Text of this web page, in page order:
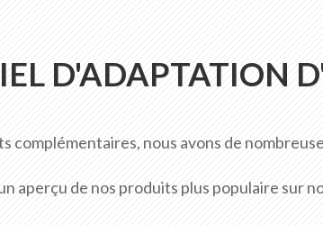
D'ADAPTATION
complémentaires, nous avons de
aperçu de nos produits plus populaire sur